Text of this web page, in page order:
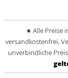
∗ Alle Preise
versandkostenfrei,
unverbindliche